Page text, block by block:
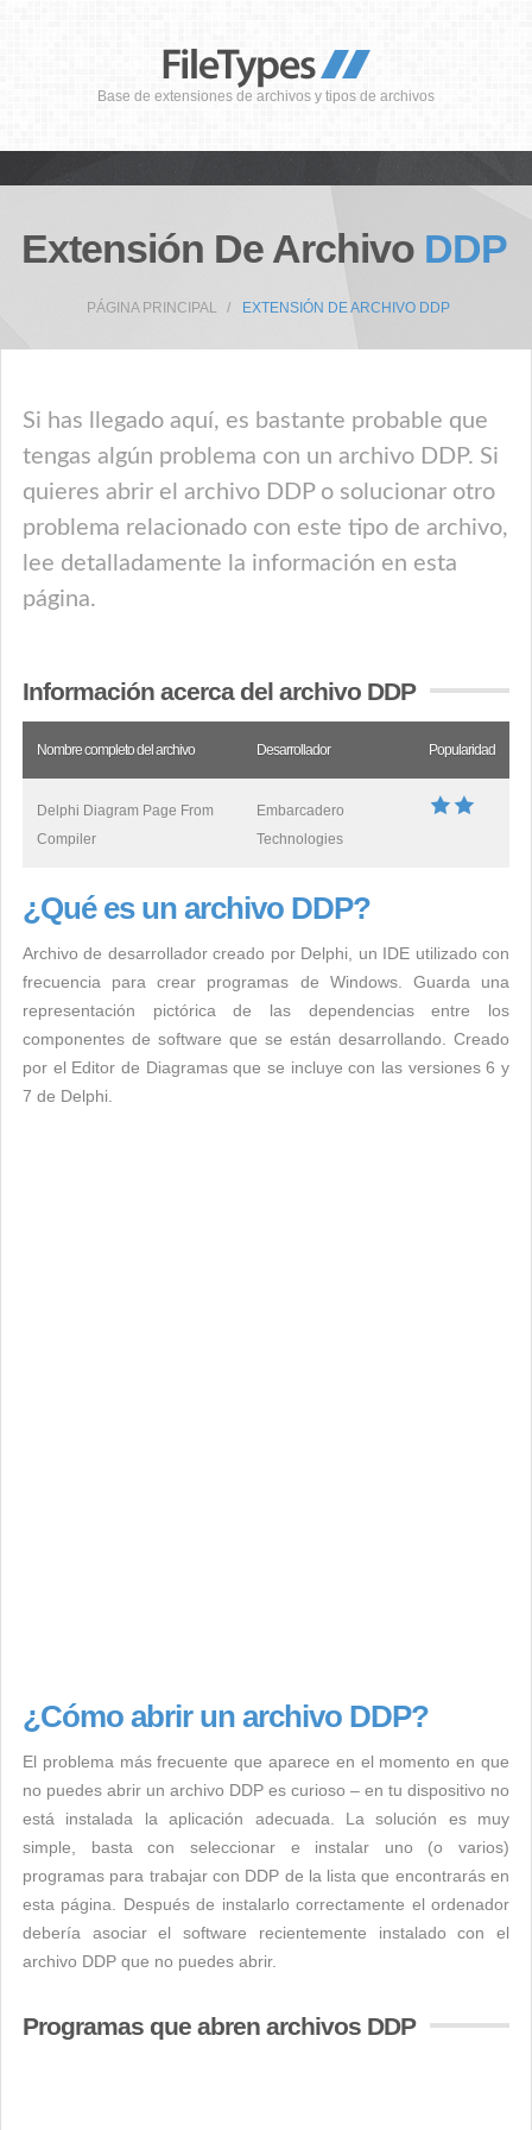
Base de extensiones de archivos y tipos de archivos
Extensión De Archivo DDP
PÁGINA PRINCIPAL EXTENSIÓN DE ARCHIVO DDP
Si has llegado aquí, es bastante probable que
tengas algún problema con un archivo DDP. Si
quieres abrir el archivo DDP o solucionar otro
problema relacionado con este tipo de archivo,
lee detalladamente la información en esta
página.
Información acerca del archivo DDP
Nombre completo del archivo Desarrollador Popularidad
Delphi Diagram Page From
Compiler
Embarcadero
Technologies
¿Qué es un archivo DDP?
Archivo de desarrollador creado por Delphi, un IDE utilizado con
frecuencia para crear programas de Windows. Guarda una
representación pictórica de las dependencias entre los
componentes de software que se están desarrollando. Creado
por el Editor de Diagramas que se incluye con las versiones 6 y
7 de Delphi.
¿Cómo abrir un archivo DDP?
El problema más frecuente que aparece en el momento en que
no puedes abrir un archivo DDP es curioso – en tu dispositivo no
está instalada la aplicación adecuada. La solución es muy
simple, basta con seleccionar e instalar uno (o varios)
programas para trabajar con DDP de la lista que encontrarás en
esta página. Después de instalarlo correctamente el ordenador
debería asociar el software recientemente instalado con el
archivo DDP que no puedes abrir.
Programas que abren archivos DDP